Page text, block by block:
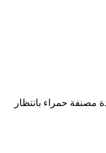
مصنفة حمراء بانتظار